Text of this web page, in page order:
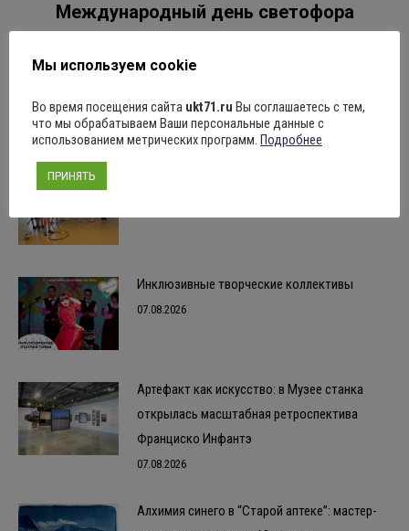
Следующая
запись:
Международный день светофора
Похожие записи
Инклюзивные творческие коллективы
07.08.2026
Артефакт как искусство: в Музее станка
открылась масштабная ретроспектива
Франциско Инфантэ
07.08.2026
Алхимия синего в “Старой аптеке”: мастер-
Мы используем cookie
Во время посещения сайта ukt71.ru Вы соглашаетесь с тем,
что мы обрабатываем Ваши персональные данные с
использованием метрических программ. Подробнее
ПРИНЯТЬ